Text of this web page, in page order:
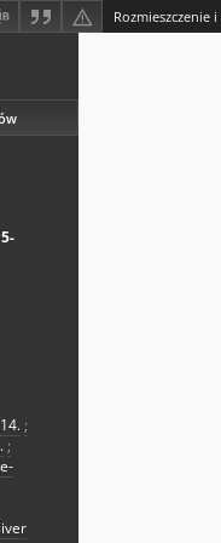
;
;